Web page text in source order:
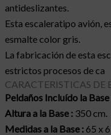
antideslizantes.
Esta escaleratipo avión,
esmalte color gris.
La fabricación de esta
estrictos procesos de ca
CARACTERISTICAS DE
Peldaños Incluído la Base
Altura a la Base : 350 cm.
Medidas a la Base : 65 x